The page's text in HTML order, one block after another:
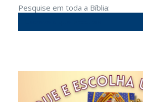
Pesquise em toda a Bíblia: